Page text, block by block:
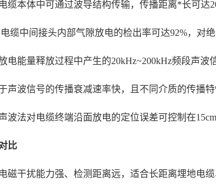
缆本体中可通过波导结构传输，传播距离*长可
缆中间接头内部气隙放电的检出率可达92%，对
电能量释放过程中产生的20kHz~200kHz频段声
声波信号的传播衰减速率快，且不同介质的传播
波法对电缆终端沿面放电的定位误差可控制在
比
磁干扰能力强、检测距离远，适合长距离埋地电